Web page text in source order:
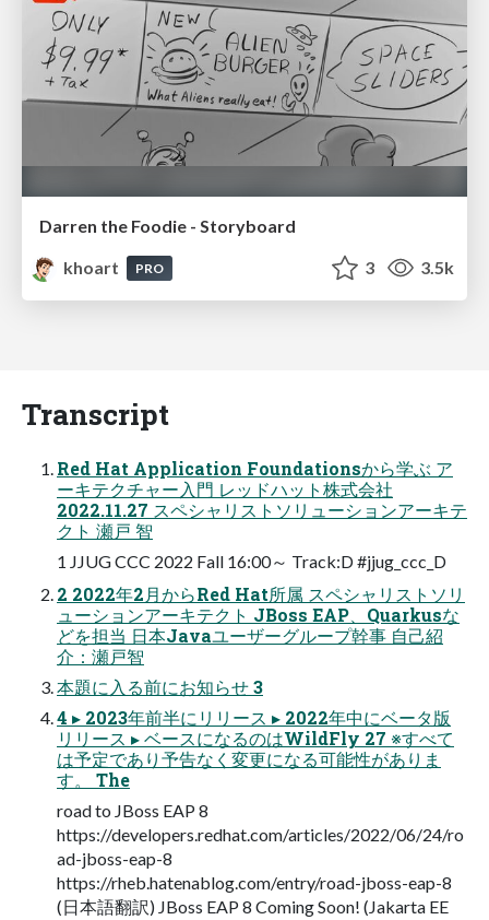
Darren the Foodie - Storyboard
khoart
PRO 3 3.5k
Transcript
Red Hat Application Foundationsから学ぶ ア
ーキテクチャー入門 レッドハット株式会社
2022.11.27 スペシャリストソリューションアーキテ
クト 瀬戸 智
1 JJUG CCC 2022 Fall 16:00～ Track:D #jjug_ccc_D
2 2022年2月からRed Hat所属 スペシャリストソリ
ューションアーキテクト JBoss EAP、Quarkusな
どを担当 日本Javaユーザーグループ幹事 自己紹
介：瀬戸智
本題に入る前にお知らせ 3
4 ▸ 2023年前半にリリース ▸ 2022年中にベータ版
リリース ▸ ベースになるのはWildFly 27 ※すべて
は予定であり予告なく変更になる可能性がありま
す。 The
road to JBoss EAP 8
https://developers.redhat.com/articles/2022/06/24/ro
ad-jboss-eap-8
https://rheb.hatenablog.com/entry/road-jboss-eap-8
(日本語翻訳) JBoss EAP 8 Coming Soon! (Jakarta EE